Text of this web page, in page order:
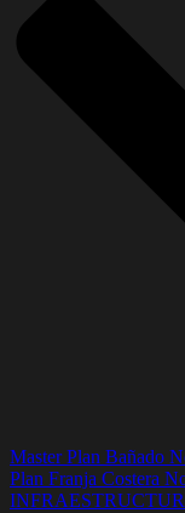
Master Plan Bañado
Plan Franja Costera